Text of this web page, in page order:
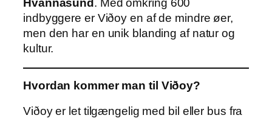
Hvannasund . Med omkring 600
indbyggere er Viðoy en af de mindre øer,
men den har en unik blanding af natur og
kultur.
Hvordan kommer man til Viðoy?
Viðoy er let tilgængelig med bil eller bus fra